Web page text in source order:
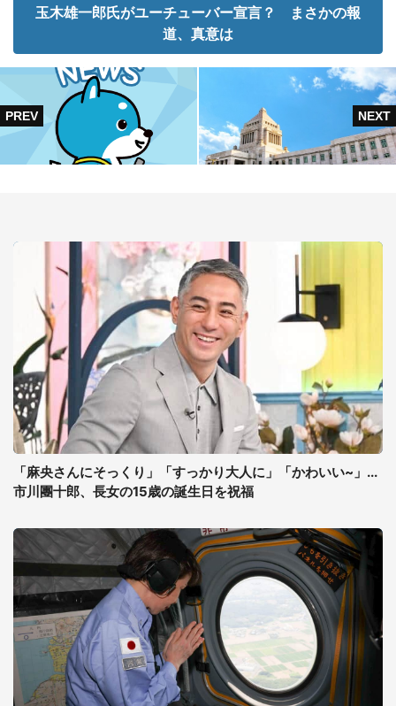
玉木雄一郎氏がユーチューバー宣言？ まさかの報
道、真意は
「麻央さんにそっくり」「すっかり大人に」「かわいい~」...
市川團十郎、長女の15歳の誕生日を祝福